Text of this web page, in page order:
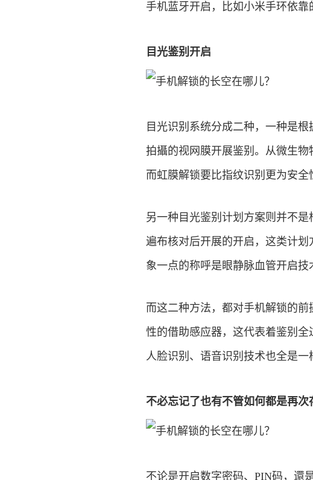
手机蓝牙开启，比如小米手环依靠
目光鉴别开启
目光识别系统分成二种，一种是
拍攝的视网膜开展鉴别。从微生
而虹膜解锁要比指纹识别更为安全
另一种目光鉴别计划方案则并不
遍布核对后开展的开启，这类计
象一点的称呼是眼静脉血管开启技
而这二种方法，都对手机解锁的
性的借助感应器，这代表着鉴别
人脸识别、语音识别技术也全是一
不必忘记了也有不管如何都是再
不论是开启数字密码、PIN码，還